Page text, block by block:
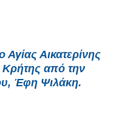
Αικατερίνης
Κρήτης από την
Έφη Ψιλάκη.